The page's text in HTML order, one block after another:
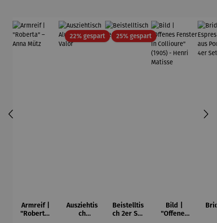
Armreif |
"Roberta"
22% gespartRabatt
Ausziehtis
ch
25% gespartRabatt
Beistelltis
ch 2er Set
Bild |
"Offenes